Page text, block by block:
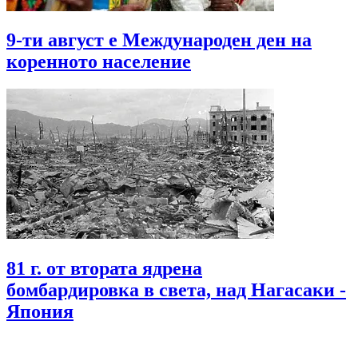
9-ти август е Международен ден на
коренното население
81 г. от втората ядрена
бомбардировка в света, над Нагасаки -
Япония